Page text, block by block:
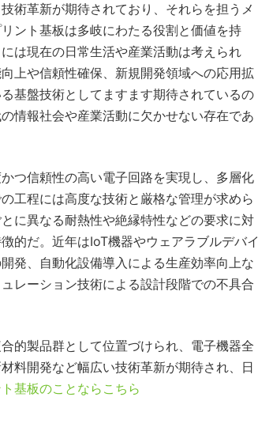
術革新が期待されており、それらを担うメ
ント基板は多岐にわたる役割と価値を持
は現在の日常生活や産業活動は考えられ
上や信頼性確保、新規開発領域への応用拡
基盤技術としてますます期待されているの
情報社会や産業活動に欠かせない存在であ
つ信頼性の高い電子回路を実現し、多層化
工程には高度な技術と厳格な管理が求めら
に異なる耐熱性や絶縁特性などの要求に対
的だ。近年はIoT機器やウェアラブルデバイ
発、自動化設備導入による生産効率向上な
レーション技術による設計段階での不具合
的製品群として位置づけられ、電子機器全
料開発など幅広い技術革新が期待され、日
基板のことならこちら